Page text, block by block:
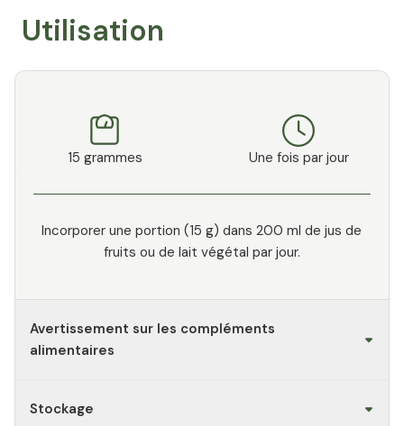
Utilisation
15 grammes Une fois par jour
Incorporer une portion (15 g) dans 200 ml de jus de
fruits ou de lait végétal par jour.
Avertissement sur les compléments
alimentaires
Stockage